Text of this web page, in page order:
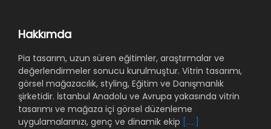
Hakkımda
Pia tasarım, uzun süren eğitimler, araştırmalar ve
değerlendirmeler sonucu kurulmuştur. Vitrin tasarımı,
görsel mağazacılık, styling, Eğitim ve Danışmanlık
şirketidir. İstanbul Anadolu ve Avrupa yakasında vitrin
tasarımı ve mağaza içi görsel düzenleme
uygulamalarınızı, genç ve dinamik ekip [.....]